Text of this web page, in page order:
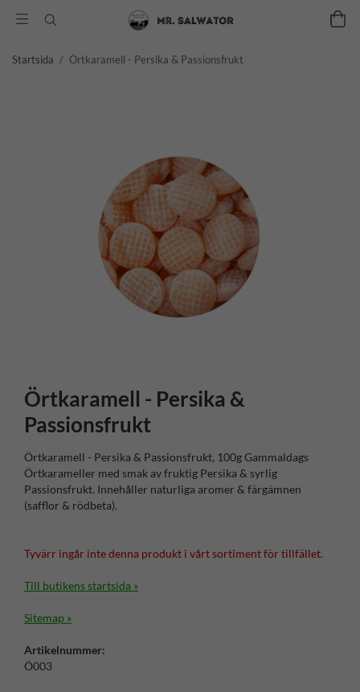
Startsida / Örtkaramell - Persika & Passionsfrukt
Örtkaramell - Persika &
Passionsfrukt
Örtkaramell - Persika & Passionsfrukt, 100g Gammaldags
Örtkarameller med smak av fruktig Persika & syrlig
Passionsfrukt. Innehåller naturliga aromer & färgämnen
(safflor & rödbeta).
Tyvärr ingår inte denna produkt i vårt sortiment för tillfället.
Till butikens startsida »
Sitemap »
Artikelnummer:
Ö003